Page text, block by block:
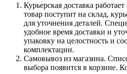
Курьерская доставка
товар поступит на склад,
для уточнения деталей.
удобное время доставки и
упаковку на целостность и
комплектации.
Самовывоз из магазина.
выбора появится в корзине.